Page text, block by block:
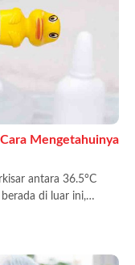
Mengetahuinya
antara 36.5°C
di luar ini,…